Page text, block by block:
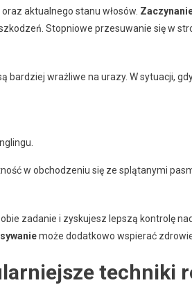
aktualnego stanu włosów.
Stopniowe przesuwanie się w
bardziej wrażliwe na urazy. W sytuacji,
w obchodzeniu się ze splątanymi
zadanie i zyskujesz lepszą kontrolę
może dodatkowo wspierać
techniki